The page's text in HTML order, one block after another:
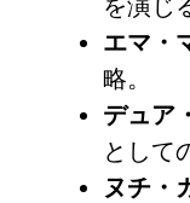
を演じ
エマ・
略。
デュア
として
ヌチ・